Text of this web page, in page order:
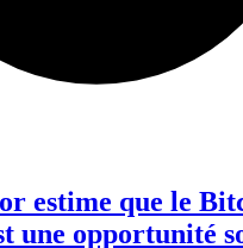
estime que le
une opportunité